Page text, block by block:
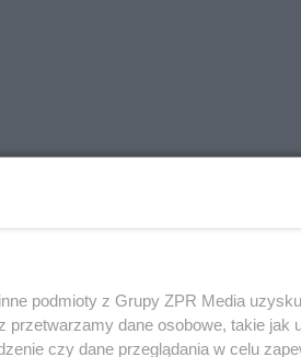
realizacji polityki
gazów cieplarnianych,
podmioty z Grupy ZPR Media
dane osobowe, takie jak
czy dane przeglądania w celu